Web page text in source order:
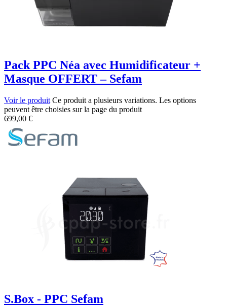
Pack PPC Néa avec Humidificateur +
Masque OFFERT – Sefam
Voir le produit Ce produit a plusieurs variations. Les options
peuvent être choisies sur la page du produit
699,00 €
S.Box - PPC Sefam